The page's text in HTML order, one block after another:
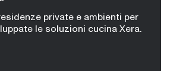
private e ambienti per
le soluzioni cucina Xera.